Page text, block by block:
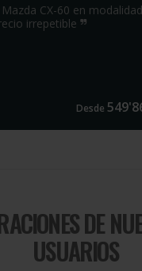
CX-60 en
irrepetible
Desde 549'
DE
USUARIOS